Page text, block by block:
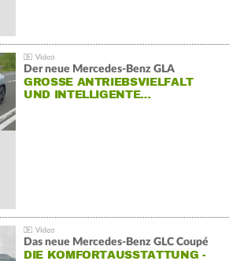
Der neue Mercedes-Benz GLA
GROSSE ANTRIEBSVIELFALT U
ND INTELLIGENTE…
Das neue Mercedes-Benz GLC Coupé
DIE KOMFORTAUSSTATTUNG -